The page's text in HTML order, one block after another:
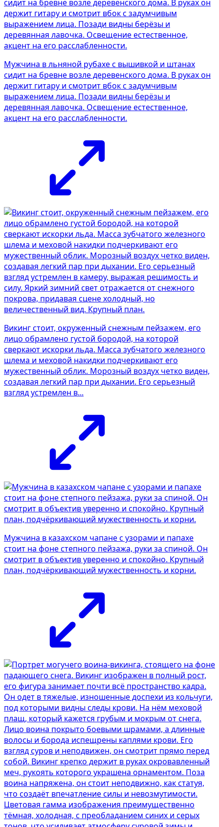
Мужчина в льняной рубахе с вышивкой и штанах
сидит на бревне возле деревенского дома. В руках он
держит гитару и смотрит вбок с задумчивым
выражением лица. Позади видны берёзы и
деревянная лавочка. Освещение естественное,
акцент на его расслабленности.
Викинг стоит, окруженный снежным пейзажем, его
лицо обрамлено густой бородой, на которой
сверкают искорки льда. Масса зубчатого железного
шлема и меховой накидки подчеркивают его
мужественный облик. Морозный воздух четко виден,
создавая легкий пар при дыхании. Его серьезный
взгляд устремлен в...
Мужчина в казахском чапане с узорами и папахе
стоит на фоне степного пейзажа, руки за спиной. Он
смотрит в объектив уверенно и спокойно. Крупный
план, подчёркивающий мужественность и корни.